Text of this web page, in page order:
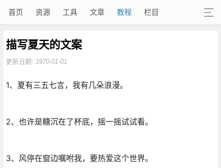
首页 资源 工具 文章 教程 栏目
描写夏天的文案
更新日期: 1970-01-01
1、夏有三五七言，我有几朵浪漫。
2、也许是糖沉在了杯底，摇一摇试试看。
3、风停在窗边嘱咐我，要热爱这个世界。